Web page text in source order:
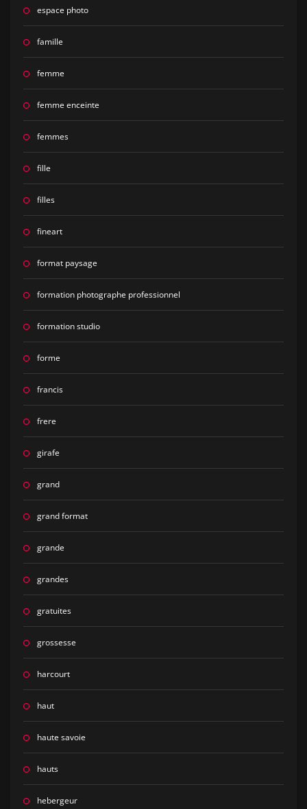
espace photo
famille
femme
femme enceinte
femmes
fille
filles
fineart
format paysage
formation photographe professionnel
formation studio
forme
francis
frere
girafe
grand
grand format
grande
grandes
gratuites
grossesse
harcourt
haut
haute savoie
hauts
hebergeur